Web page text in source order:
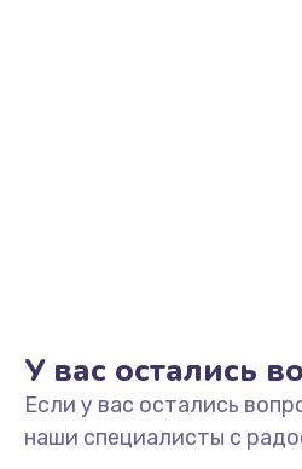
Замена/Pемонт
1300
У вас остались
Если у вас остались
наши специалисты с